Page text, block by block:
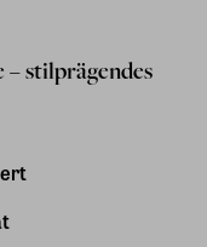
stilprägendes